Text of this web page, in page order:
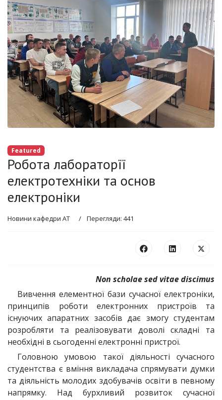
Featured
Робота лабораторїї
електротехніки та основ
електроніки
Новини кафедри АТ Перегляди: 441
Non scholae sed vitae discimus
Вивчення елементної бази сучасної електроніки,
принципів роботи електронних пристроїв та
існуючих апаратних засобів дає змогу студентам
розробляти та реалізовувати доволі складні та
необхідні в сьогоденні електронні пристрої.
Головною умовою такої діяльності сучасного
студентства є вміння викладача спрямувати думки
та діяльність молодих здобувачів освіти в певному
напрямку. Над бурхливий розвиток сучасної